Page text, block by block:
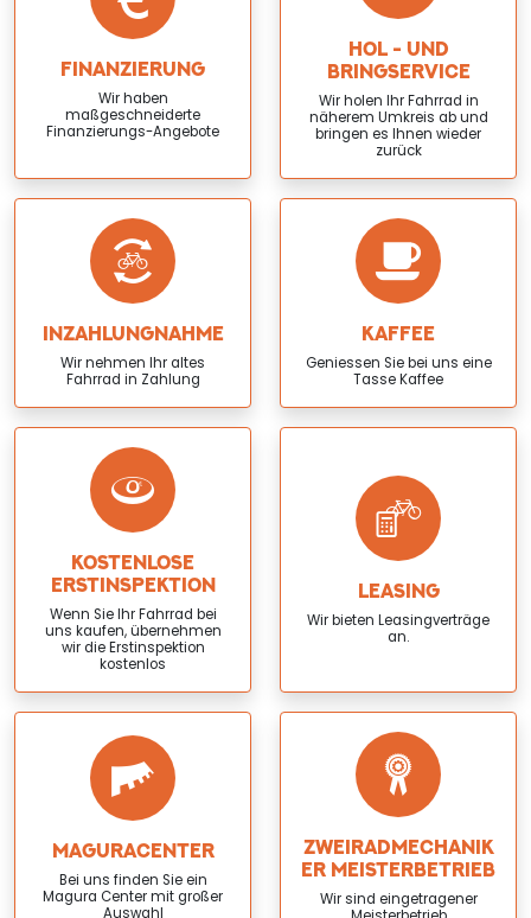
FINANZIERUNG
Wir haben
maßgeschneiderte
Finanzierungs-Angebote
HOL - UND
BRINGSERVICE
Wir holen Ihr Fahrrad in
näherem Umkreis ab und
bringen es Ihnen wieder
zurück
INZAHLUNGNAHME
Wir nehmen Ihr altes
Fahrrad in Zahlung
KAFFEE
Geniessen Sie bei uns eine
Tasse Kaffee
KOSTENLOSE
ERSTINSPEKTION
Wenn Sie Ihr Fahrrad bei
uns kaufen, übernehmen
wir die Erstinspektion
kostenlos
LEASING
Wir bieten Leasingverträge
an.
MAGURACENTER
Bei uns finden Sie ein
Magura Center mit großer
Auswahl
ZWEIRADMECHANIK
ER MEISTERBETRIEB
Wir sind eingetragener